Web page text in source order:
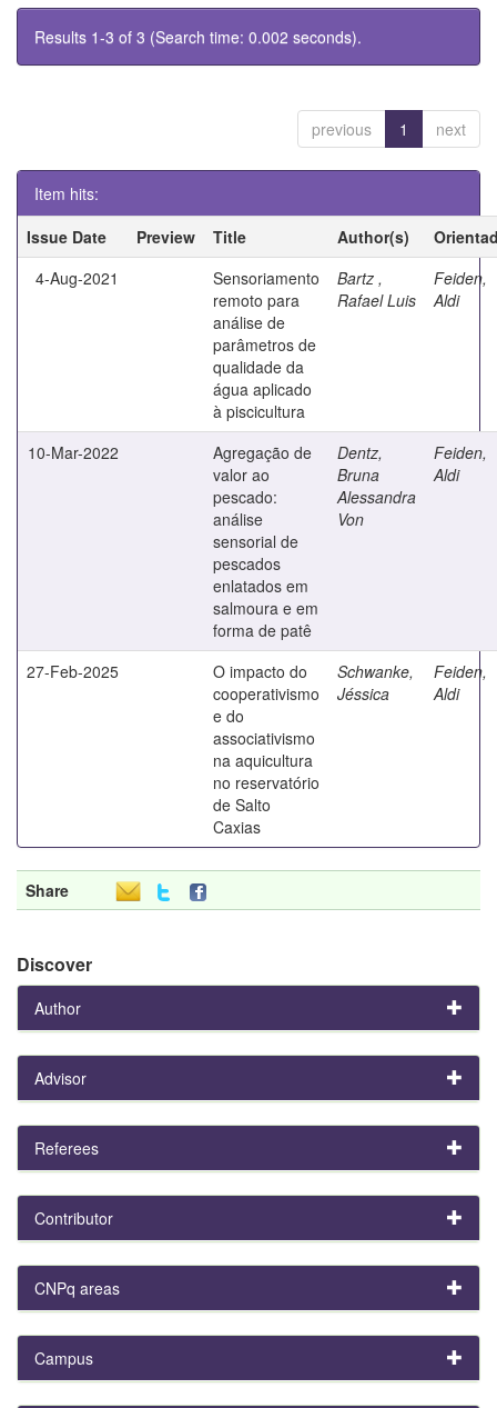
Results 1-3 of 3 (Search time: 0.002 seconds).
previous 1 next
Item hits:
Issue Date
Preview Title Author(s)
4-Aug-2021
Sensoriamento
remoto para
análise de
parâmetros de
qualidade da
água aplicado
à piscicultura
Bartz ,
Rafael Luis
Feiden,
Aldi
10-Mar-2022
Agregação de
valor ao
pescado:
análise
sensorial de
pescados
enlatados em
salmoura e em
forma de patê
Dentz,
Bruna
Alessandra
Von
Feiden,
Aldi
27-Feb-2025
O impacto do
cooperativismo
e do
associativismo
na aquicultura
no reservatório
de Salto
Caxias
Schwanke,
Jéssica
Feiden,
Aldi
Share
Discover
Author
Advisor
Referees
Contributor
CNPq areas
Campus